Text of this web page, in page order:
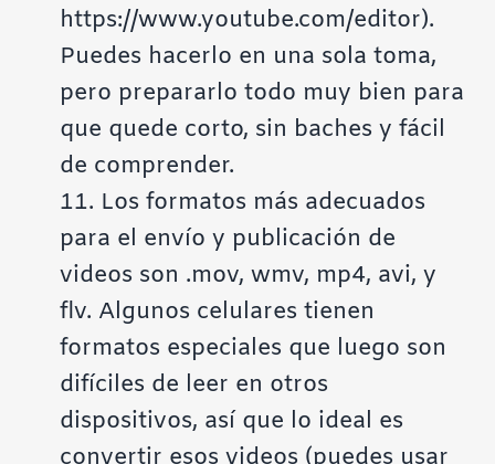
https://www.youtube.com/editor).
Puedes hacerlo en una sola toma,
pero prepararlo todo muy bien para
que quede corto, sin baches y fácil
de comprender.
11. Los formatos más adecuados
para el envío y publicación de
videos son .mov, wmv, mp4, avi, y
flv. Algunos celulares tienen
formatos especiales que luego son
difíciles de leer en otros
dispositivos, así que lo ideal es
convertir esos videos (puedes usar